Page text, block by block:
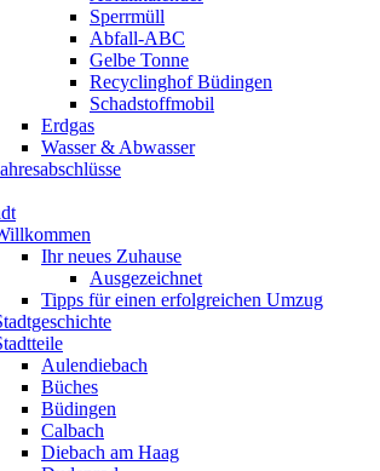
Sperrmüll
Abfall-ABC
Gelbe Tonne
Recyclinghof Büdingen
Schadstoffmobil
Erdgas
Wasser & Abwasser
Ihr neues Zuhause
Ausgezeichnet
Tipps für einen erfolgreichen Umzug
Aulendiebach
Büches
Büdingen
Calbach
Diebach am Haag